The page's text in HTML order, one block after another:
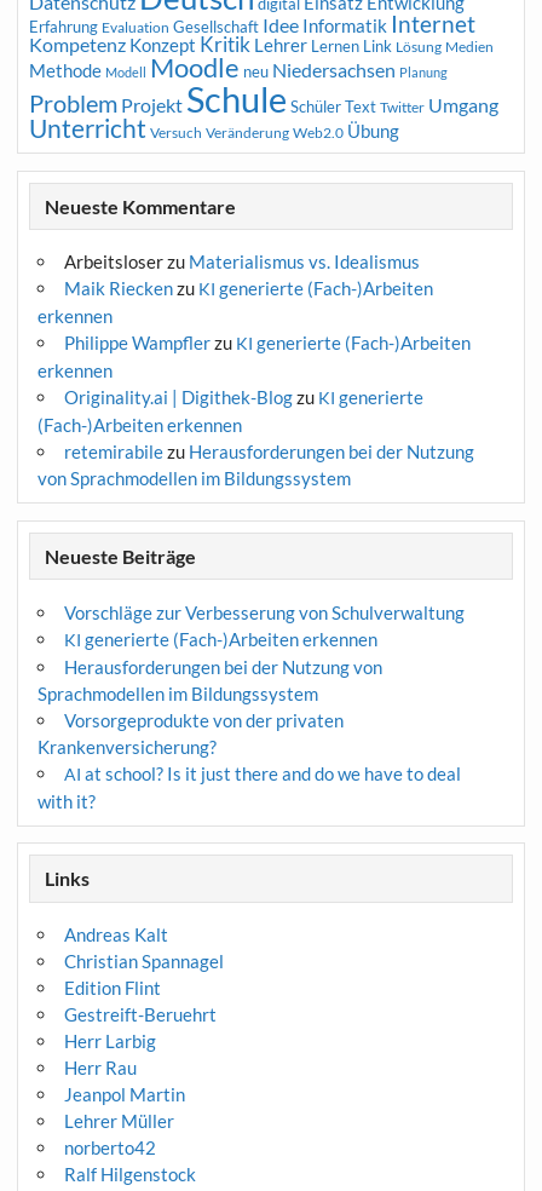
Erfahrung Evaluation Gesellschaft Idee Informatik Internet
Kompetenz Konzept Kritik Lehrer Lernen Link Lösung Medien
Methode Modell Moodle neu Niedersachsen Planung
Problem Projekt Schule Schüler Text Twitter Umgang
Unterricht Versuch Veränderung Web2.0 Übung
Neueste Kommentare
Arbeitsloserzu Materialismus vs. Idealismus
Maik Rieckenzu KI generierte (Fach-)Arbeiten
erkennen
Philippe Wampflerzu KI generierte (Fach-)Arbeiten
erkennen
Originality.ai | Digithek-Blogzu KI generierte
(Fach-)Arbeiten erkennen
retemirabilezu Herausforderungen bei der Nutzung
von Sprachmodellen im Bildungssystem
Neueste Beiträge
Vorschläge zur Verbesserung von Schulverwaltung
KI generierte (Fach-)Arbeiten erkennen
Herausforderungen bei der Nutzung von
Sprachmodellen im Bildungssystem
Vorsorgeprodukte von der privaten
Krankenversicherung?
AI at school? Is it just there and do we have to deal
with it?
Links
Andreas Kalt
Christian Spannagel
Edition Flint
Gestreift-Beruehrt
Herr Larbig
Herr Rau
Jeanpol Martin
Lehrer Müller
norberto42
Ralf Hilgenstock